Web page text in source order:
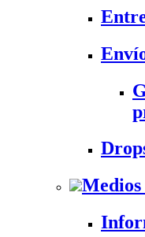
Medios